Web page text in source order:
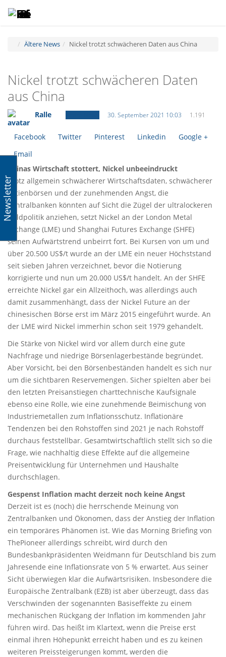
Ältere News Nickel trotzt schwächeren Daten aus China
Nickel trotzt schwächeren Daten
aus China
Ralle 30. September 2021 10:03 1.191
Facebook Twitter Pinterest Linkedin
Google +
Email
Chinas Wirtschaft stottert, Nickel unbeeindruckt
Trotz allgemein schwächerer Wirtschaftsdaten, schwächerer
Aktienbörsen und der zunehmenden Angst, die
Zentralbanken könnten auf Sicht die Zügel der ultralockeren
Geldpolitik anziehen, setzt Nickel an der London Metal
Exchange (LME) und Shanghai Futures Exchange (SHFE)
seinen Aufwärtstrend unbeirrt fort. Bei Kursen von um und
über 20.500 US$/t wurde an der LME ein neuer Höchststand
seit sieben Jahren verzeichnet, bevor die Notierung
korrigierte und nun um 20.000 US$/t handelt. An der SHFE
erreichte Nickel gar ein Allzeithoch, was allerdings auch
damit zusammenhängt, dass der Nickel Future an der
chinesischen Börse erst im März 2015 eingeführt wurde. An
der LME wird Nickel immerhin schon seit 1979 gehandelt.
Die Stärke von Nickel wird vor allem durch eine gute
Nachfrage und niedrige Börsenlagerbestände begründet.
Aber Vorsicht, bei den Börsenbeständen handelt es sich nur
um die sichtbaren Reservemengen. Sicher spielten aber bei
den letzten Preisanstiegen charttechnische Kaufsignale
ebenso eine Rolle, wie eine zunehmende Beimischung von
Industriemetallen zum Inflationsschutz. Inflationäre
Tendenzen bei den Rohstoffen sind 2021 je nach Rohstoff
durchaus feststellbar. Gesamtwirtschaftlich stellt sich so die
Frage, wie nachhaltig diese Effekte auf die allgemeine
Preisentwicklung für Unternehmen und Haushalte
durchschlagen.
Gespenst Inflation macht derzeit noch keine Angst
Derzeit ist es (noch) die herrschende Meinung von
Zentralbanken und Ökonomen, dass der Anstieg der Inflation
ein temporäres Phänomen ist. Wie das Morning Briefing von
ThePioneer allerdings schreibt, wird durch den
Bundesbankpräsidenten Weidmann für Deutschland bis zum
Jahresende eine Inflationsrate von 5 % erwartet. Aus seiner
Sicht überwiegen klar die Aufwärtsrisiken. Insbesondere die
Europäische Zentralbank (EZB) ist aber überzeugt, dass das
Verschwinden der sogenannten Basiseffekte zu einem
mechanischen Rückgang der Inflation im kommenden Jahr
führen wird. Das heißt im Klartext, wenn die Preise erst
einmal ihren Höhepunkt erreicht haben und es zu keinen
weiteren Preissteigerungen kommt, werden die
Newsletter